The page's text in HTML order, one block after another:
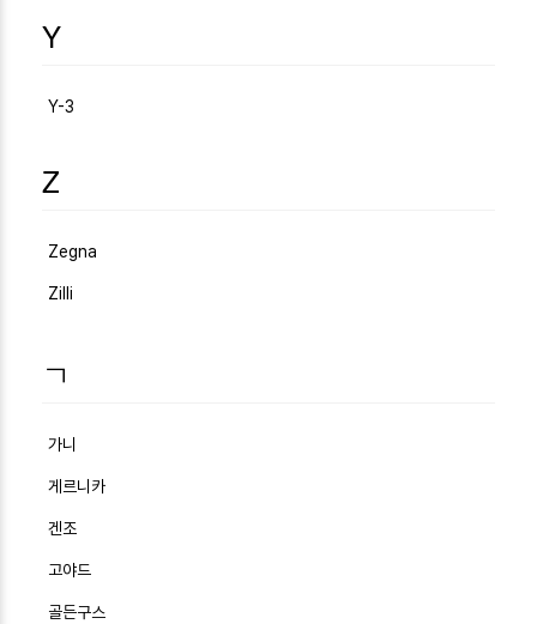
Y
Y-3
Z
Zegna
Zilli
ㄱ
가니
게르니카
겐조
고야드
골든구스